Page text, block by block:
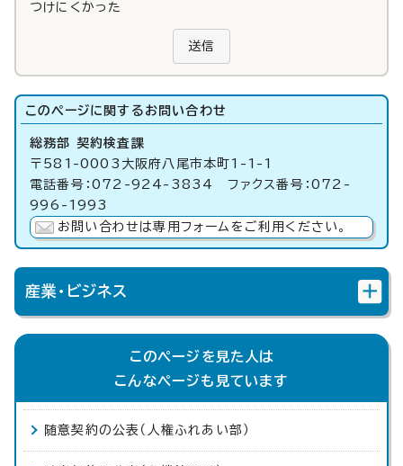
つけにくかった
送信
このページに関する お問い合わせ
総務部 契約検査課
〒581-0003大阪府八尾市本町1-1-1
電話番号：072-924-3834 ファクス番号：072-
996-1993
お問い合わせは専用フォームをご利用ください。
産業・ビジネス
このページを見た人は
こんなページも見ています
随意契約の公表（人権ふれあい部）